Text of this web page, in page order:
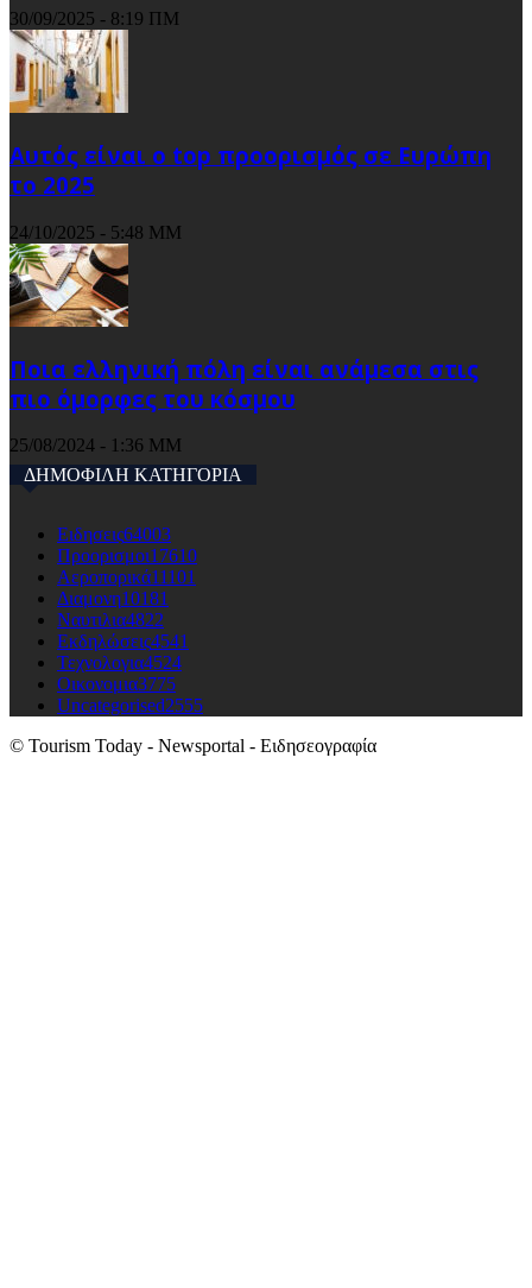
30/09/2025 - 8:19 ΠΜ
Αυτός είναι ο top προορισμός σε Ευρώπη
το 2025
24/10/2025 - 5:48 ΜΜ
Ποια ελληνική πόλη είναι ανάμεσα στις
πιο όμορφες του κόσμου
25/08/2024 - 1:36 ΜΜ
ΔΗΜΟΦΙΛΗ ΚΑΤΗΓΟΡΙΑ
Ειδησεις64003
Προορισμοι17610
Αεροπορικά11101
Διαμονη10181
Ναυτιλια4822
Εκδηλώσεις4541
Τεχνολογια4524
Οικονομια3775
Uncategorised2555
© Tourism Today - Newsportal - Ειδησεογραφία